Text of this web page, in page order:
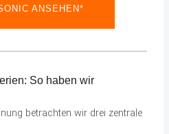
ANSEHEN*
So haben wir
betrachten wir drei zentrale